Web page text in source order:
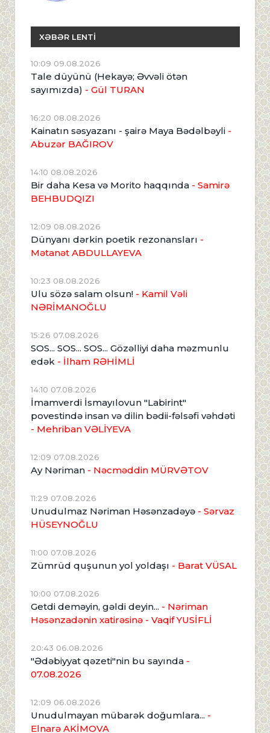
XƏBƏR LENTİ
10:09 09.08.2026
Tale düyünü (Hekayə; Əvvəli ötən
sayımızda) - Gül TURAN
16:20 08.08.2026
Kainatın səsyazanı - şairə Maya Bədəlbəyli -
Abuzər BAĞIROV
14:10 08.08.2026
Bir daha Kesa və Morito haqqında - Samirə
BEHBUDQIZI
12:09 08.08.2026
Dünyanı dərkin poetik rezonansları -
Mətanət ABDULLAYEVA
10:23 08.08.2026
Ulu sözə salam olsun! - Kamil Vəli
NƏRİMANOĞLU
15:26 07.08.2026
SOS... SOS... SOS... Gözəlliyi daha məzmunlu
edək - İlham RƏHİMLİ
14:10 07.08.2026
İmamverdi İsmayılovun "Labirint"
povestində insan və dilin bədii-fəlsəfi vəhdəti
- Mehriban VƏLİYEVA
12:09 07.08.2026
Ay Nəriman - Nəcməddin MÜRVƏTOV
11:29 07.08.2026
Unudulmaz Nəriman Həsənzadəyə - Sərvaz
HÜSEYNOĞLU
11:00 07.08.2026
Zümrüd quşunun yol yoldaşı - Barat VÜSAL
10:00 07.08.2026
Getdi deməyin, gəldi deyin... - Nəriman
Həsənzadənin xatirəsinə - Vaqif YUSİFLİ
20:43 06.08.2026
"Ədəbiyyat qəzeti"nin bu sayında -
07.08.2026
12:09 06.08.2026
Unudulmayan mübarək doğumlara... -
Elnarə AKİMOVA